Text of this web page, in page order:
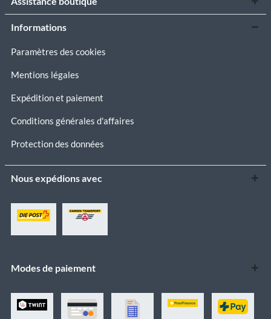
Informations
Paramètres des cookies
Mentions légales
Expédition et paiement
Conditions générales d'affaires
Protection des données
Nous expédions avec
Modes de paiement